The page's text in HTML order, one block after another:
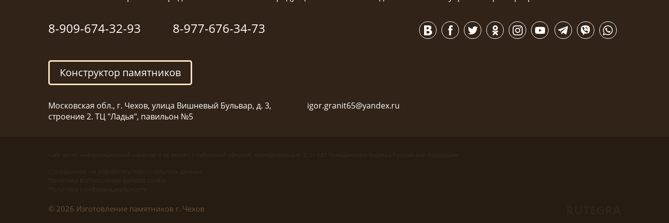
8-909-674-32-93 8-977-676-34-73
Конструктор памятников
Московская обл., г. Чехов, улица Вишневый Бульвар, д. 3,
строение 2. ТЦ "Ладья", павильон №5
igor.granit65@yandex.ru
© 2026 Изготовление памятников г. Чехов